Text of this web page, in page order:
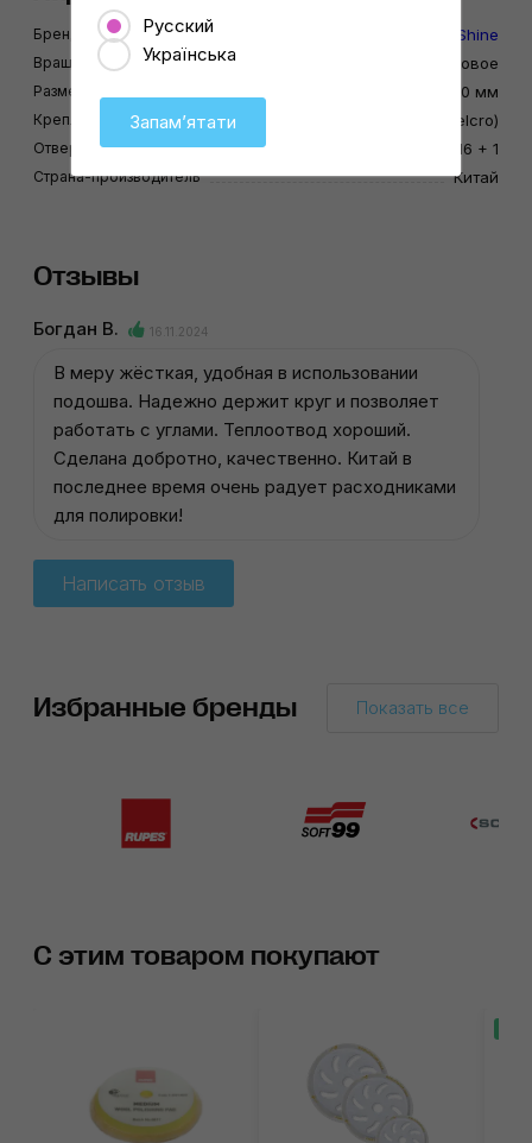
Бренд MaxShine
Вращение Эксцентриковое
Размер подошвы 150 мм
Крепление М8 (Velcro)
Отверстия, шт 16 + 1
Страна-производитель Китай
Отзывы
Богдан В. 16.11.2024
В меру жёсткая, удобная в использовании
подошва. Надежно держит круг и позволяет
работать с углами. Теплоотвод хороший.
Сделана добротно, качественно. Китай в
последнее время очень радует расходниками
для полировки!
Написать отзыв
Избранные бренды Показать все
С этим товаром покупают
Русский
Українська
Запамʼятати